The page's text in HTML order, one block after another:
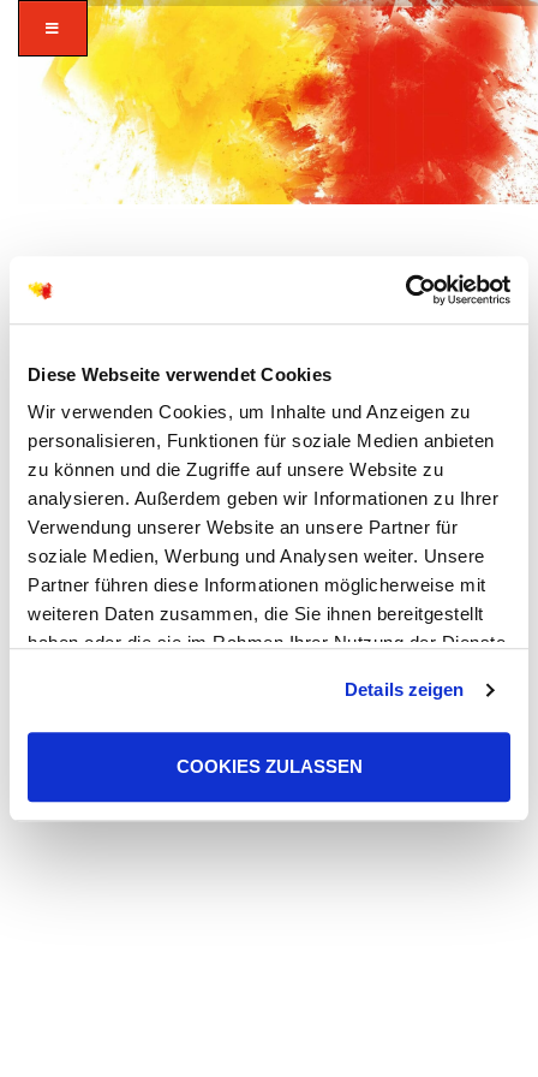
Diese Webseite verwendet Cookies
Wir verwenden Cookies, um Inhalte und Anzeigen zu
personalisieren, Funktionen für soziale Medien anbieten
zu können und die Zugriffe auf unsere Website zu
analysieren. Außerdem geben wir Informationen zu Ihrer
Verwendung unserer Website an unsere Partner für
soziale Medien, Werbung und Analysen weiter. Unsere
Partner führen diese Informationen möglicherweise mit
weiteren Daten zusammen, die Sie ihnen bereitgestellt
haben oder die sie im Rahmen Ihrer Nutzung der Dienste
Cookies, wenn Sie unsere Webseite weiterhin nutzen.
Details zeigen
COOKIES ZULASSEN
zusammen in
vielfalt glauben.
AUGUST, 2026